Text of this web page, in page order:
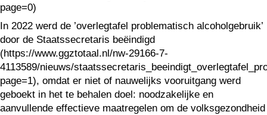
page=0)
In 2022 werd de ’overlegtafel problematisch alcoholgebruik’
door de Staatssecretaris beëindigd
(https://www.ggztotaal.nl/nw-29166-7-
4113589/nieuws/
page=1), omdat er niet of nauwelijks vooruitgang werd
geboekt in het te behalen doel: noodzakelijke en
aanvullende effectieve maatregelen om de volksgezondheid